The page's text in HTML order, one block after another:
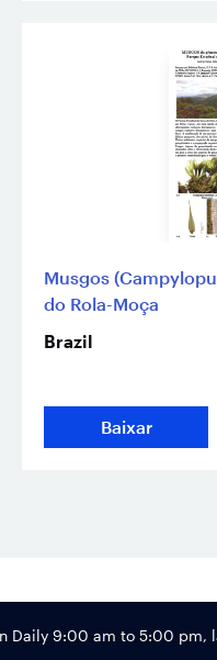
Musgos
do Rola-Moça
Brazil
Baixar
Daily 9:00 am to 5:00 pm,